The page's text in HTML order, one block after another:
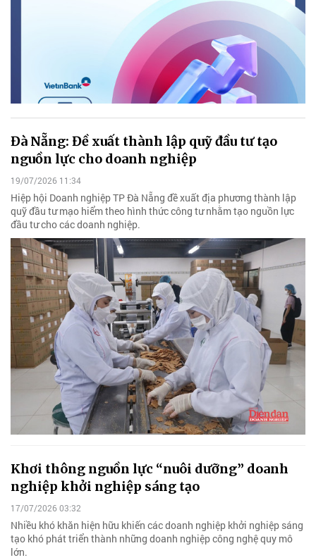
Đà Nẵng: Đề xuất thành lập quỹ đầu tư tạo
nguồn lực cho doanh nghiệp
19/07/2026 11:34
Hiệp hội Doanh nghiệp TP Đà Nẵng đề xuất địa phương thành lập
quỹ đầu tư mạo hiểm theo hình thức công tư nhằm tạo nguồn lực
đầu tư cho các doanh nghiệp.
Khơi thông nguồn lực “nuôi dưỡng” doanh
nghiệp khởi nghiệp sáng tạo
17/07/2026 03:32
Nhiều khó khăn hiện hữu khiến các doanh nghiệp khởi nghiệp sáng
tạo khó phát triển thành những doanh nghiệp công nghệ quy mô
lớn.